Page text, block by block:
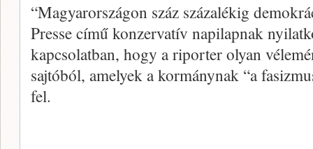
“Magyarországon száz százalékig
Presse című konzervatív napilapnak
kapcsolatban, hogy a riporter olyan
sajtóból, amelyek a kormánynak “a
fel.